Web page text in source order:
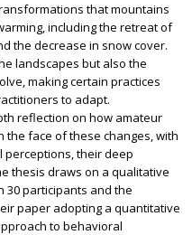
that mountains
including the retreat of
the decrease in snow cover.
landscapes but also the
making certain practices
to adapt.
reflection on how amateur
face of these changes, with
perceptions, their deep
thesis draws on a qualitative
30 participants and the
paper adopting a quantitative
to behavioral